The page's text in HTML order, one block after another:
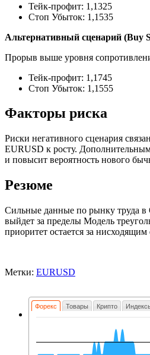
Тейк-профит: 1,1325
Стоп Убыток: 1,1535
Альтернативный сценарий (Buy
Прорыв выше уровня
Тейк-профит: 1,1745
Стоп Убыток: 1,1555
Факторы риска
Риски негативного сценария
EURUSD к росту.
и повысит вероятность нового
Резюме
Сильные данные по рынку труда в
выйдет за пределы Модель
приоритет остается за
Метки: EURUSD
Форекс Товары Крипто